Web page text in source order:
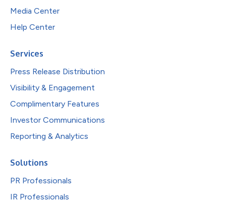
Media Center
Help Center
Services
Press Release Distribution
Visibility & Engagement
Complimentary Features
Investor Communications
Reporting & Analytics
Solutions
PR Professionals
IR Professionals